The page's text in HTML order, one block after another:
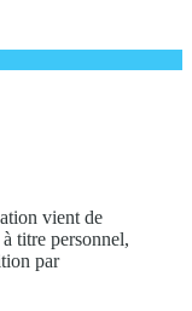
vient de
titre personnel,
par